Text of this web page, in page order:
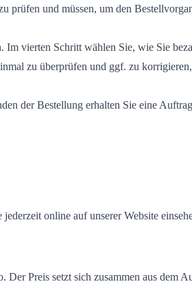
prüfen und müssen, um den
vierten Schritt wählen Sie, wie Sie
zu überprüfen und ggf. zu
der Bestellung erhalten Sie eine
online auf unserer Website
Preis setzt sich zusammen aus dem